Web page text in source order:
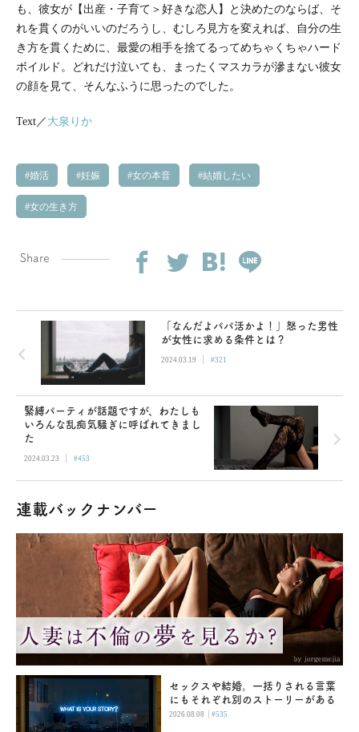
も、彼女が【出産・子育て＞好きな恋人】と決めたのならば、そ
れを貫くのがいいのだろうし、むしろ見方を変えれば、自分の生
き方を貫くために、最愛の相手を捨てるってめちゃくちゃハード
ボイルド。どれだけ泣いても、まったくマスカラが滲まない彼女
の顔を見て、そんなふうに思ったのでした。
Text／ 大泉りか
婚活 妊娠 女の本音 結婚したい
女の生き方
Share
「なんだよパパ活かよ！」怒った男性
が女性に求める条件とは？
2024.03.19 | #321
緊縛パーティが話題ですが、わたしも
いろんな乱痴気騒ぎに呼ばれてきまし
た
2024.03.23 | #453
連載バックナンバー
セックスや結婚。一括りされる言葉
にもそれぞれ別のストーリーがある
2026.08.08 |#535